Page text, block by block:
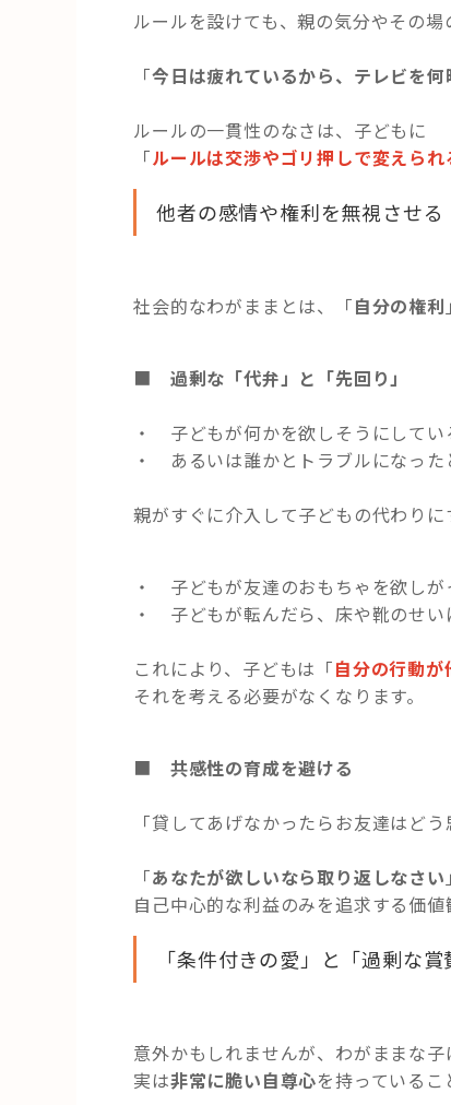
ルールを設けても、親の気分やその
「今日は疲れているから、テレビを何
ルールの一貫性のなさは、子どもに
「ルールは交渉やゴリ押しで変えられ
他者の感情や権利を無視させる
社会的なわがままとは、「自分の権利
■ 過剰な「代弁」と「先回り」
・ 子どもが何かを欲しそうにしてい
・ あるいは誰かとトラブルになった
親がすぐに介入して子どもの代わりに
・ 子どもが友達のおもちゃを欲しが
・ 子どもが転んだら、床や靴のせい
これにより、子どもは「自分の行動
それを考える必要がなくなります。
■ 共感性の育成を避ける
「貸してあげなかったらお友達はど
「あなたが欲しいなら取り返しなさい
自己中心的な利益のみを追求する価値
「条件付きの愛」と「過剰な賞
意外かもしれませんが、わがままな
実は非常に脆い自尊心を持っているこ